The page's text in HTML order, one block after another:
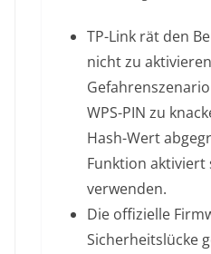
TP-Link rät den
nicht zu
WPS-PIN zu
Hash-Wert
Funktion aktiviert
verwenden.
Die offizielle
Sicherheitslücke